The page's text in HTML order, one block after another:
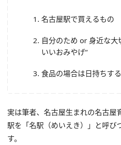
名古屋駅で買えるもの
自分のため or 身近な大
いいおみやげ“
食品の場合は日持ちす
実は筆者、名古屋生まれの名古屋
駅を「名駅（めいえき）」と呼び
す。